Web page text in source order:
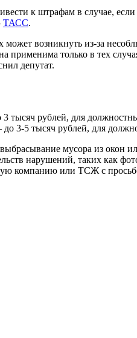
к штрафам в случае, если
ТАСС.
может возникнуть из-за
применима только в тех
депутат.
3 тысяч рублей, для
3-5 тысяч рублей, для
мусора из окон
нарушений, таких как
компанию или ТСЖ с